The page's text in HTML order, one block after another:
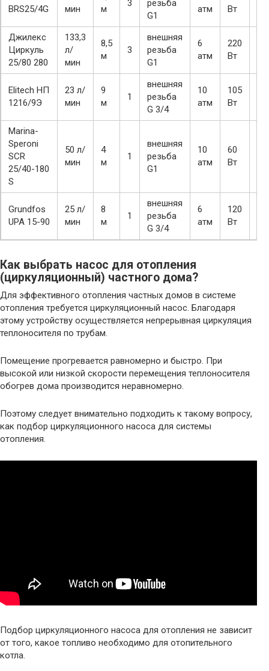
BRS25/4G
мин
м
3
резьба
G1
атм
Вт
Джилекс
Циркуль
25/80 280
133,3
л/
мин
8,5
м
3
внешняя
резьба
G1
6
атм
220
Вт
Elitech НП
1216/9Э
23 л/
мин
9
м
1
внешняя
резьба
G 3/4
10
атм
105
Вт
Marina-
Speroni
SCR
25/40-180
S
50 л/
мин
4
м
1
внешняя
резьба
G1
10
атм
60
Вт
Grundfos
UPA 15-90
25 л/
мин
8
м
1
внешняя
резьба
G 3/4
6
атм
120
Вт
Как выбрать насос для отопления
(циркуляционный) частного дома?
Для эффективного отопления частных домов в системе
отопления требуется циркуляционный насос. Благодаря
этому устройству осуществляется непрерывная циркуляция
теплоносителя по трубам.
Помещение прогревается равномерно и быстро. При
высокой или низкой скорости перемещения теплоносителя
обогрев дома производится неравномерно.
Поэтому следует внимательно подходить к такому вопросу,
как подбор циркуляционного насоса для системы
отопления.
Подбор циркуляционного насоса для отопления не зависит
от того, какое топливо необходимо для отопительного
котла.